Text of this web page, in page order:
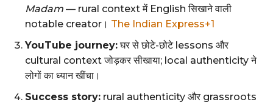
Madam — rural context में English सिखाने वाली
notable creator। The Indian Express+1
YouTube journey:घर से छोटे-छोटे lessons और
cultural context जोड़कर सीखाया; local authenticity ने
लोगों का ध्यान खींचा।
Success story: rural authenticity और grassroots